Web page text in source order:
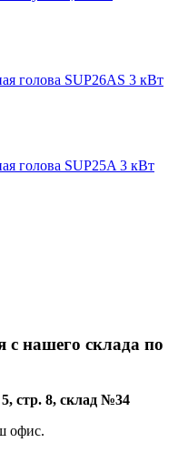
голова SUP26AS 3 кВт
голова SUP25A 3 кВт
с нашего склада по
стр. 8, склад №34
офис.